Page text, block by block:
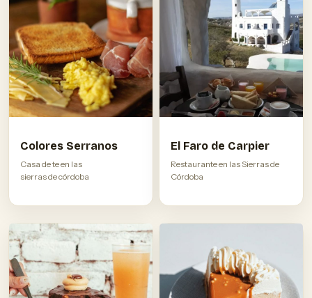
Colores Serranos
Casa de te en las
sierras de córdoba
El Faro de Carpier
Restaurante en las Sierras de
Córdoba